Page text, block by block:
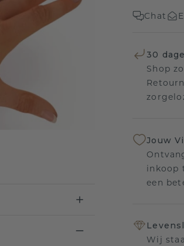
Chat
30
Shop
Jouw
inkoop
een
Wij